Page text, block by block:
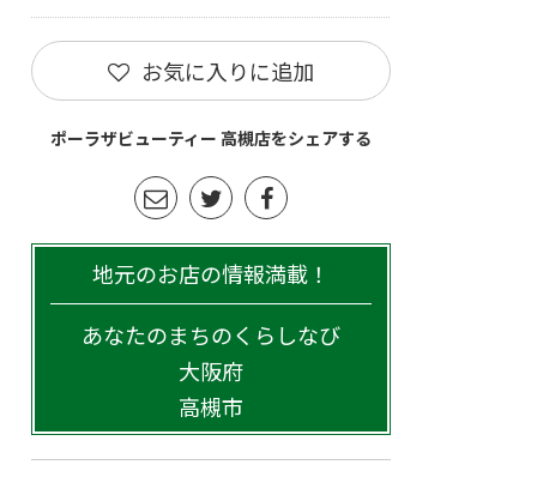
お気に入りに追加
ポーラザビューティー 高槻店をシェアする
地元のお店の情報満載！
あなたのまちのくらしなび
大阪府
高槻市